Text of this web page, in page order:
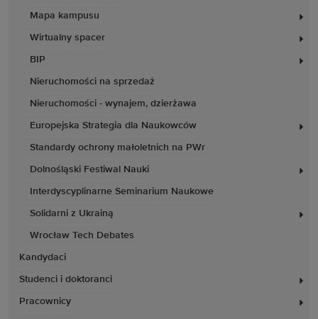
Mapa kampusu
Wirtualny spacer
BIP
Nieruchomości na sprzedaż
Nieruchomości - wynajem, dzierżawa
Europejska Strategia dla Naukowców
Standardy ochrony małoletnich na PWr
Dolnośląski Festiwal Nauki
Interdyscyplinarne Seminarium Naukowe
Solidarni z Ukrainą
Wrocław Tech Debates
Kandydaci
Studenci i doktoranci
Pracownicy